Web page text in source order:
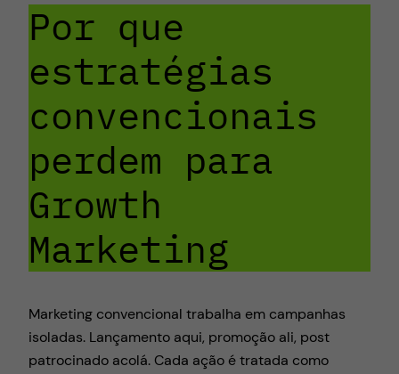
Por que
estratégias
convencionais
perdem para
Growth
Marketing
Marketing convencional trabalha em campanhas
isoladas. Lançamento aqui, promoção ali, post
patrocinado acolá. Cada ação é tratada como